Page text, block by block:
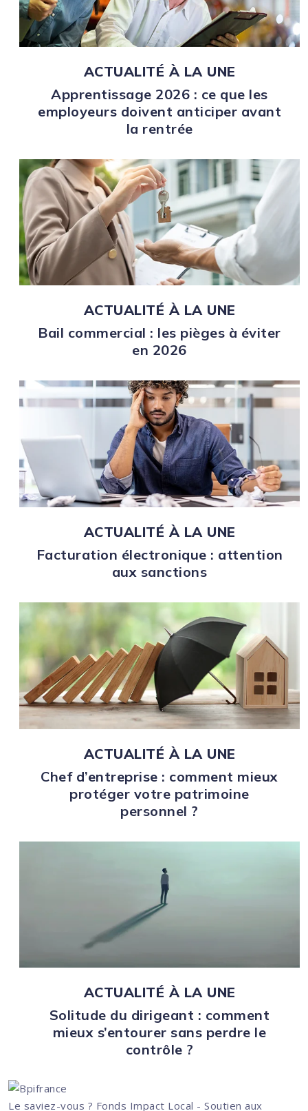
ACTUALITÉ À LA UNE
Apprentissage 2026 : ce que les
employeurs doivent anticiper avant
la rentrée
ACTUALITÉ À LA UNE
Bail commercial : les pièges à éviter
en 2026
ACTUALITÉ À LA UNE
Facturation électronique : attention
aux sanctions
ACTUALITÉ À LA UNE
Chef d’entreprise : comment mieux
protéger votre patrimoine
personnel ?
ACTUALITÉ À LA UNE
Solitude du dirigeant : comment
mieux s’entourer sans perdre le
contrôle ?
Le saviez-vous ? Fonds Impact Local - Soutien aux